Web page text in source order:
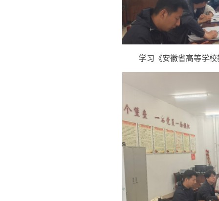
学习《安徽省高等学